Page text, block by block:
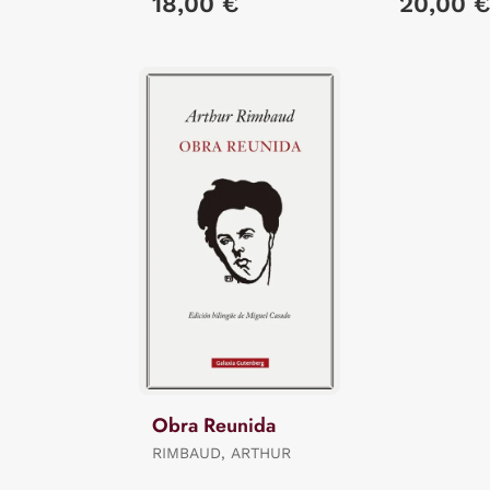
Obra Reunida
RIMBAUD, ARTHUR